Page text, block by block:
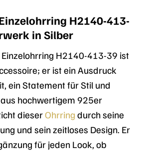
H2140-413-
in Silber
H2140-413-39 ist
er ist ein Ausdruck
ein Statement für Stil und
hochwertigem 925er
dieserOhrring durch seine
und sein zeitloses Design. Er
für jeden Look, ob